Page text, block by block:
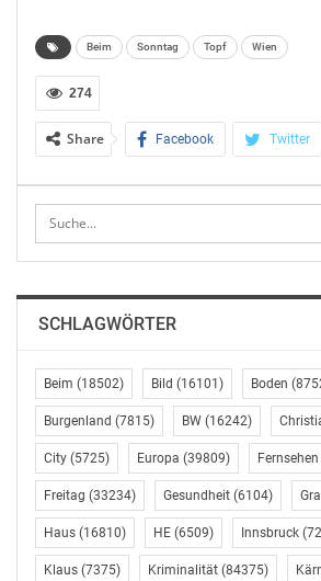
Zusatzzahl und erhalten dafür jeweils
erfolgreich war, konnte ein Wiener
0/07 seinen Gewinn um einen Fünfer
mit Zusatzzahl auf insgesamt mehr
LottoPlus
Gewinnsumme wurde wie üblich auf
und hier gewannen 61
rund 400.000 Euro.
Joker
Der Doppeljackpot beim Joker wurde
Spielteilnehmern geknackt. Ein
Oberösterreicher hatten die richtige
ihren Quittungen und erhalten für ihr
Beim Sonntag Topf Wien
274
Share Facebook Twitter
SCHLAGWÖRTER
Beim (18502) Bild (16101) Boden
Burgenland (7815) BW (16242)
City (5725) Europa (39809) Fernsehen
Freitag (33234) Gesundheit (6104)
Haus (16810) HE (6509) Innsbruck
Klaus (7375) Kriminalität (84375)